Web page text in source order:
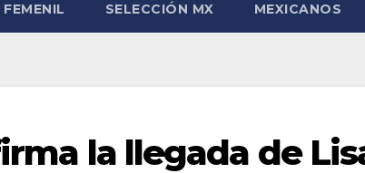
SELECCIÓN MX MEXICANOS
la llegada de